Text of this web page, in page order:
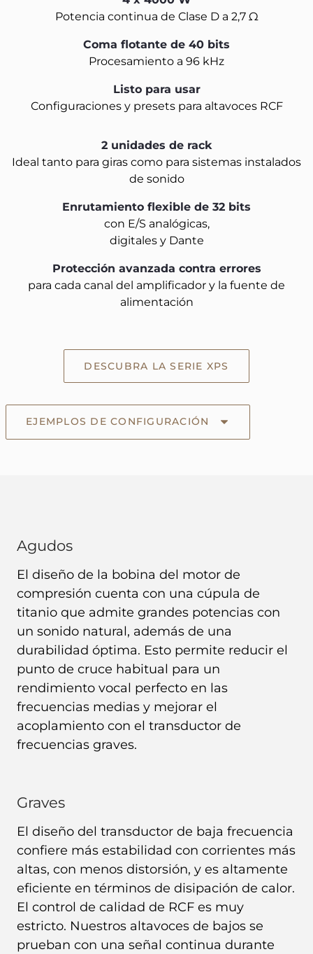
Potencia continua de Clase D a 2,7 Ω
Coma flotante de 40 bits
Procesamiento a 96 kHz
Listo para usar
Configuraciones y presets para altavoces RCF
2 unidades de rack
Ideal tanto para giras como para sistemas instalados
de sonido
Enrutamiento flexible de 32 bits
con E/S analógicas,
digitales y Dante
Protección avanzada contra errores
para cada canal del amplificador y la fuente de
alimentación
DESCUBRA LA SERIE XPS
EJEMPLOS DE CONFIGURACIÓN
Agudos
El diseño de la bobina del motor de
compresión cuenta con una cúpula de
titanio que admite grandes potencias con
un sonido natural, además de una
durabilidad óptima. Esto permite reducir el
punto de cruce habitual para un
rendimiento vocal perfecto en las
frecuencias medias y mejorar el
acoplamiento con el transductor de
frecuencias graves.
Graves
El diseño del transductor de baja frecuencia
confiere más estabilidad con corrientes más
altas, con menos distorsión, y es altamente
eficiente en términos de disipación de calor.
El control de calidad de RCF es muy
estricto. Nuestros altavoces de bajos se
prueban con una señal continua durante